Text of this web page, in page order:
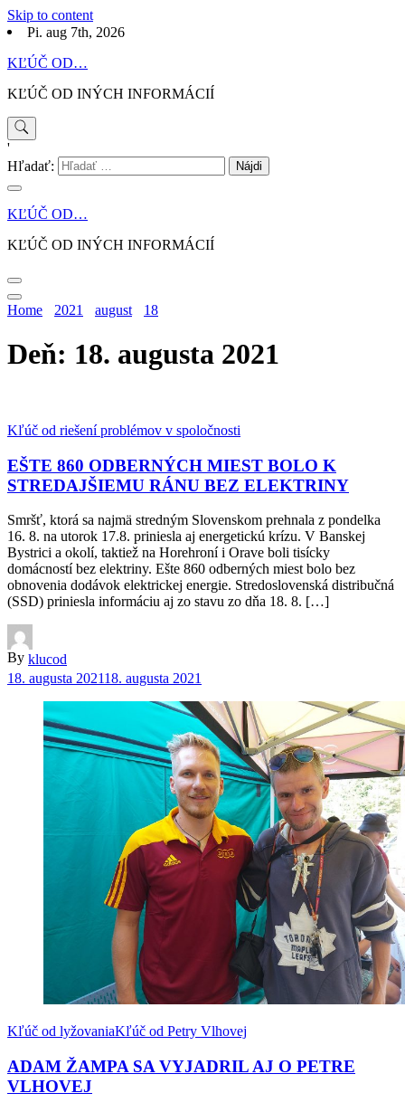
Skip to content
Pi. aug 7th, 2026
KĽÚČ OD…
KĽÚČ OD INÝCH INFORMÁCIÍ
'
Hľadať:
KĽÚČ OD…
KĽÚČ OD INÝCH INFORMÁCIÍ
Home 2021 august 18
Deň: 18. augusta 2021
Kľúč od riešení problémov v spoločnosti
EŠTE 860 ODBERNÝCH MIEST BOLO K
STREDAJŠIEMU RÁNU BEZ ELEKTRINY
Smršť, ktorá sa najmä stredným Slovenskom prehnala z pondelka
16. 8. na utorok 17.8. priniesla aj energetickú krízu. V Banskej
Bystrici a okolí, taktiež na Horehroní i Orave boli tisícky
domácností bez elektriny. Ešte 860 odberných miest bolo bez
obnovenia dodávok elektrickej energie. Stredoslovenská distribučná
(SSD) priniesla informáciu aj zo stavu zo dňa 18. 8. […]
By klucod
18. augusta 202118. augusta 2021
Kľúč od lyžovaniaKľúč od Petry Vlhovej
ADAM ŽAMPA SA VYJADRIL AJ O PETRE
VLHOVEJ